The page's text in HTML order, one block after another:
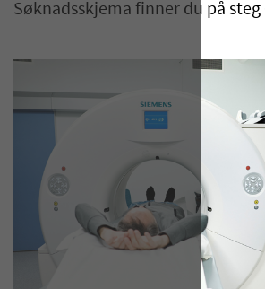
Søknadsskjema finner du på steg